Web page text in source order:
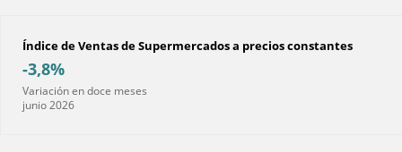
Índice de Ventas de Supermercados a precios constantes
-3,8%
Variación en doce meses
junio 2026